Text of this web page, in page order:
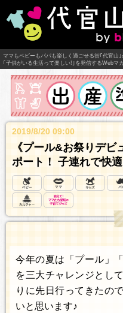
ママもベビーもパパも楽しく過ごせる街｢代官山｣
｢子供がいる生活って楽しい!｣を発信するWebマ
2019/8/20 09:00
《プール&お祭りデ
ポート！ 子連れで快
今年の夏は「プール」
を三大チャレンジとし
りに先日行ってきたの
いと思います♪